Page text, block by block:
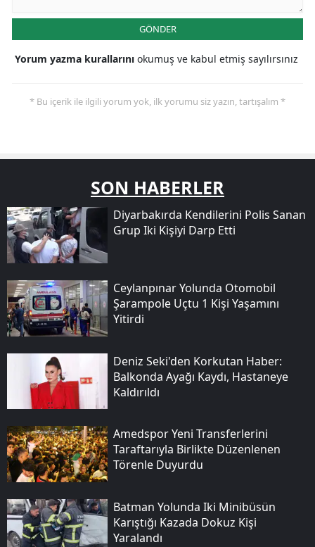
GÖNDER
Yorum yazma kurallarını okumuş ve kabul etmiş sayılırsınız
* Bu içerik ile ilgili yorum yok, ilk yorumu siz yazın, tartışalım *
SON HABERLER
Diyarbakırda Kendilerini Polis Sanan
Grup Iki Kişiyi Darp Etti
Ceylanpınar Yolunda Otomobil
Şarampole Uçtu 1 Kişi Yaşamını
Yitirdi
Deniz Seki'den Korkutan Haber:
Balkonda Ayağı Kaydı, Hastaneye
Kaldırıldı
Amedspor Yeni Transferlerini
Taraftarıyla Birlikte Düzenlenen
Törenle Duyurdu
Batman Yolunda Iki Minibüsün
Karıştığı Kazada Dokuz Kişi
Yaralandı